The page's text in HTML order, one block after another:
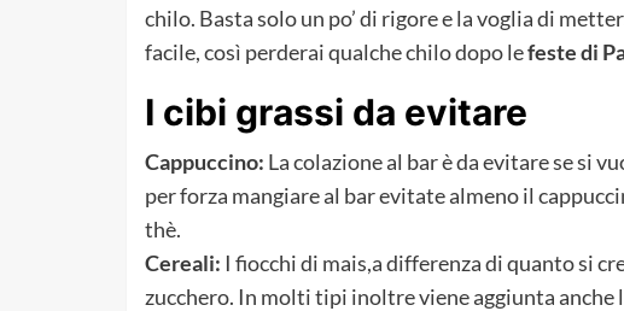
chilo. Basta solo un po’ di rigore e la voglia di
facile, così perderai qualche chilo dopo lefeste di
I cibi grassi da evitare
Cappuccino: La colazione al bar è da evitare se si
per forza mangiare al bar evitate almeno il
thè.
Cereali: I fiocchi di mais,a differenza di quanto si
zucchero. In molti tipi inoltre viene aggiunta anche